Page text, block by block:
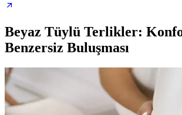
Beyaz Tüylü Terlikler:
Benzersiz Buluşması